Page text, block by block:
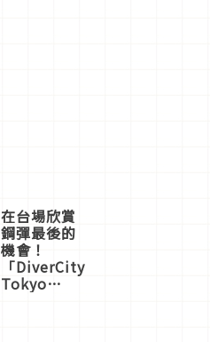
在台場欣賞
鋼彈最後的
機會！
「DiverCity
Tokyo